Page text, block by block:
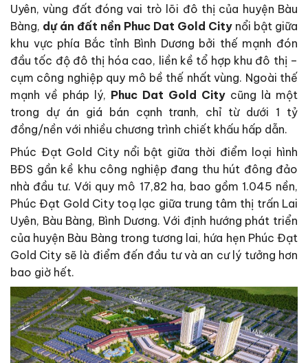
Uyên, vùng đất đóng vai trò lõi đô thị của huyện Bàu
Bàng, dự án đất nền Phuc Dat Gold City nổi bật giữa
khu vực phía Bắc tỉnh Bình Dương bởi thế mạnh đón
đầu tốc độ đô thị hóa cao, liền kề tổ hợp khu đô thị –
cụm công nghiệp quy mô bề thế nhất vùng. Ngoài thế
mạnh về pháp lý, Phuc Dat Gold City cũng là một
trong dự án giá bán cạnh tranh, chỉ từ dưới 1 tỷ
đồng/nền với nhiều chương trình chiết khấu hấp dẫn.
Phúc Đạt Gold City nổi bật giữa thời điểm loại hình
BĐS gần kề khu công nghiệp đang thu hút đông đảo
nhà đầu tư. Với quy mô 17,82 ha, bao gồm 1.045 nền,
Phúc Đạt Gold City toạ lạc giữa trung tâm thị trấn Lai
Uyên, Bàu Bàng, Bình Dương. Với định hướng phát triển
của huyện Bàu Bàng trong tương lai, hứa hẹn Phúc Đạt
Gold City sẽ là điểm đến đầu tư và an cư lý tưởng hơn
bao giờ hết.